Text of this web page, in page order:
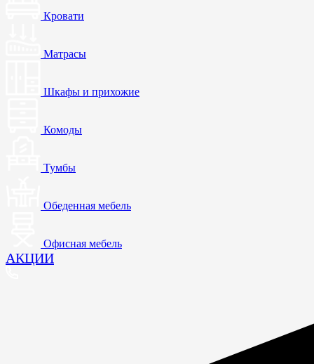
Кровати
Матрасы
Шкафы и прихожие
Комоды
Тумбы
Обеденная мебель
Офисная мебель
АКЦИИ